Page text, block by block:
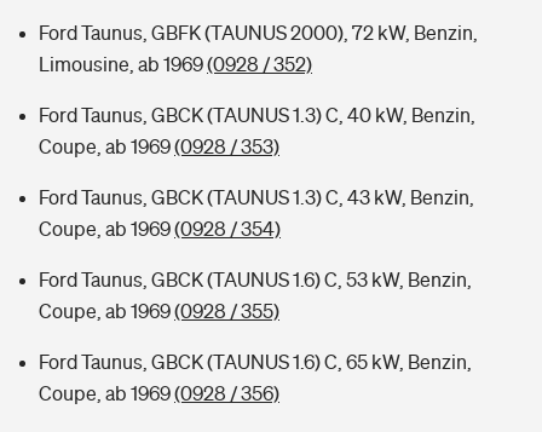
Ford Taunus, GBFK (TAUNUS 2000), 72 kW, Benzin,
Limousine, ab 1969(0928 / 352)
Ford Taunus, GBCK (TAUNUS 1.3) C, 40 kW, Benzin,
Coupe, ab 1969(0928 / 353)
Ford Taunus, GBCK (TAUNUS 1.3) C, 43 kW, Benzin,
Coupe, ab 1969(0928 / 354)
Ford Taunus, GBCK (TAUNUS 1.6) C, 53 kW, Benzin,
Coupe, ab 1969(0928 / 355)
Ford Taunus, GBCK (TAUNUS 1.6) C, 65 kW, Benzin,
Coupe, ab 1969(0928 / 356)